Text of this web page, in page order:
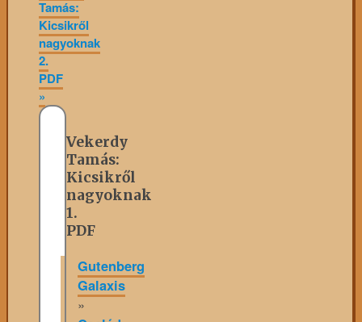
Tamás:
Kicsikről
nagyoknak
2.
PDF
»
Vekerdy
Tamás:
Kicsikről
nagyoknak
1.
PDF
Gutenberg
Galaxis
»